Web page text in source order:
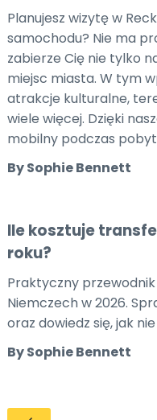
Planujesz wizytę w
samochodu? Nie ma
zabierze Cię nie tylko
miejsc miasta. W tym
atrakcje kulturalne,
wiele więcej. Dzięki
mobilny podczas
By Sophie Bennett
Ile kosztuje
roku?
Praktyczny
Niemczech w 2026.
oraz dowiedz się, jak
By Sophie Bennett